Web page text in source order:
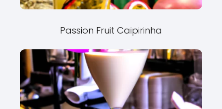
Passion Fruit Caipirinha